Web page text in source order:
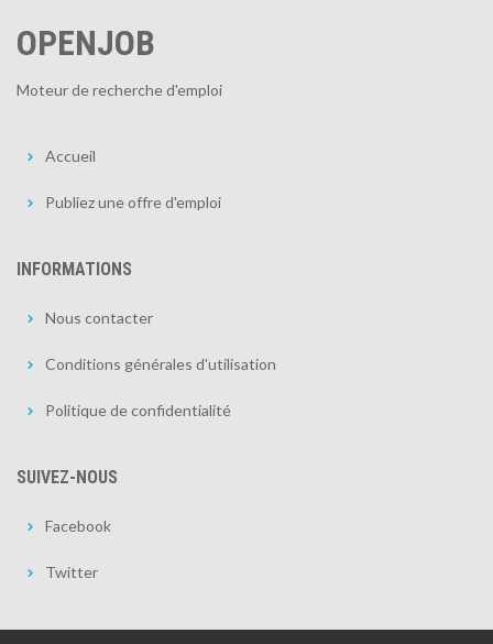
OPENJOB
Moteur de recherche d'emploi
Accueil
Publiez une offre d'emploi
INFORMATIONS
Nous contacter
Conditions générales d'utilisation
Politique de confidentialité
SUIVEZ-NOUS
Facebook
Twitter